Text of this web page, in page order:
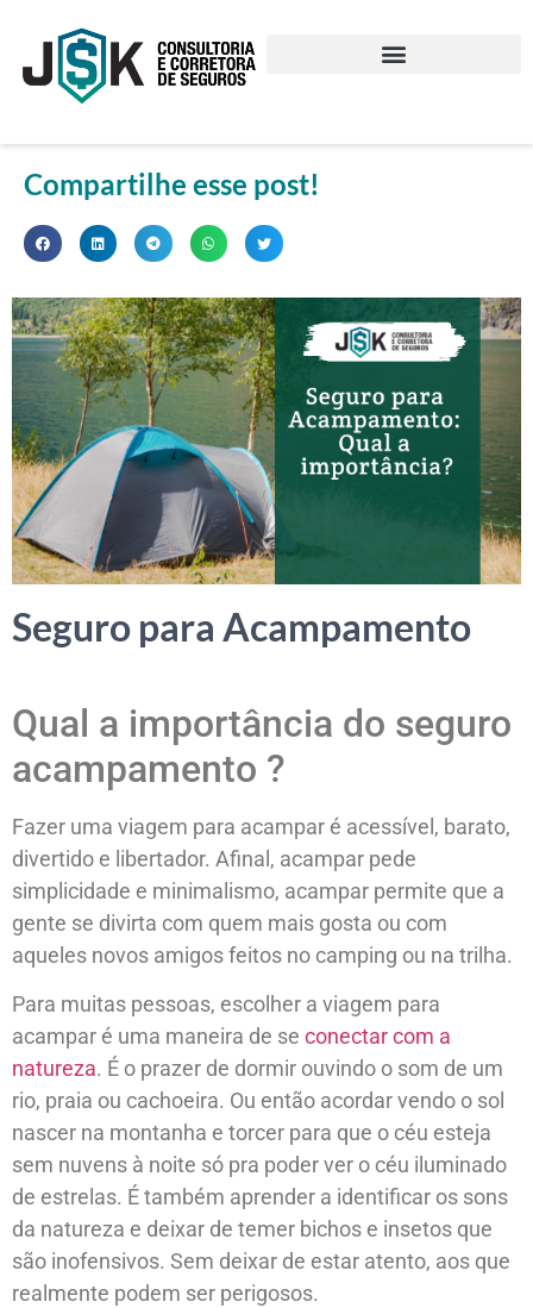
Compartilhe esse post!
Seguro para Acampamento
Qual a importância do seguro
acampamento ?
Fazer uma viagem para acampar é acessível, barato,
divertido e libertador. Afinal, acampar pede
simplicidade e minimalismo, acampar permite que a
gente se divirta com quem mais gosta ou com
aqueles novos amigos feitos no camping ou na trilha.
Para muitas pessoas, escolher a viagem para
acampar é uma maneira de se conectar com a
natureza. É o prazer de dormir ouvindo o som de um
rio, praia ou cachoeira. Ou então acordar vendo o sol
nascer na montanha e torcer para que o céu esteja
sem nuvens à noite só pra poder ver o céu iluminado
de estrelas. É também aprender a identificar os sons
da natureza e deixar de temer bichos e insetos que
são inofensivos. Sem deixar de estar atento, aos que
realmente podem ser perigosos.